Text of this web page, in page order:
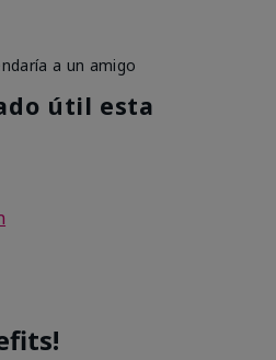
a un amigo
útil esta